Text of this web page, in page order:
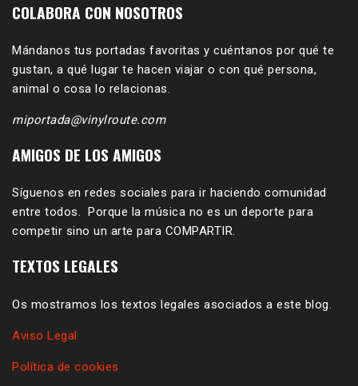
COLABORA CON NOSOTROS
Mándanos tus portadas favoritas y cuéntanos por qué te
gustan, a qué lugar te hacen viajar o con qué persona,
animal o cosa lo relacionas.
miportada@vinylroute.com
AMIGOS DE LOS AMIGOS
Síguenos en redes sociales para ir haciendo comunidad
entre todos. Porque la música no es un deporte para
competir sino un arte para COMPARTIR.
TEXTOS LEGALES
Os mostramos los textos legales asociados a este blog.
Aviso Legal
Política de cookies